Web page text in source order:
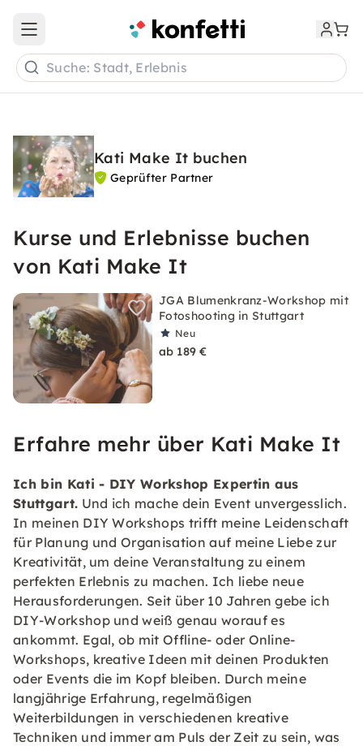
Open main menu
Suche: Stadt, Erlebnis
Kati Make It buchen
Geprüfter Partner
Kurse und Erlebnisse buchen
von Kati Make It
JGA Blumenkranz-Workshop mit
Fotoshooting in Stuttgart
Neu
ab 189 €
Erfahre mehr über Kati Make It
Ich bin Kati - DIY Workshop Expertin aus
Stuttgart. Und ich mache dein Event unvergesslich.
In meinen DIY Workshops trifft meine Leidenschaft
für Planung und Organisation auf meine Liebe zur
Kreativität, um deine Veranstaltung zu einem
perfekten Erlebnis zu machen. Ich liebe neue
Herausforderungen. Seit über 10 Jahren gebe ich
DIY-Workshop und weiß genau worauf es
ankommt. Egal, ob mit Offline- oder Online-
Workshops, kreative Ideen mit deinen Produkten
oder Events die im Kopf bleiben. Durch meine
langjährige Erfahrung, regelmäßigen
Weiterbildungen in verschiedenen kreative
Techniken und immer am Puls der Zeit zu sein, was